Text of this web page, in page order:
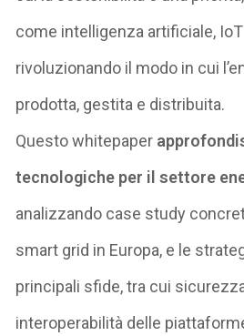
come intelligenza artificiale,
rivoluzionando il modo in cui
prodotta, gestita e distribuita.
Questowhitepaper
tecnologiche per il settore
analizzando case study
smart grid in Europa, e le
principali sfide, tra cui
interoperabilità delle